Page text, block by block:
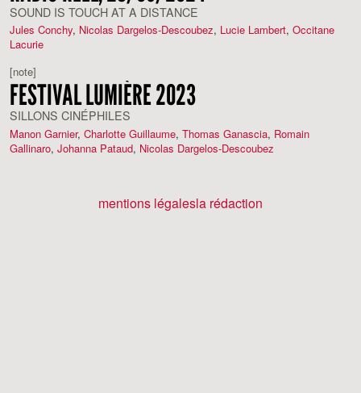
SOUND IS TOUCH AT A DISTANCE
Jules Conchy, Nicolas Dargelos-Descoubez, Lucie Lambert, Occitane
Lacurie
[note]
FESTIVAL LUMIÈRE 2023
SILLONS CINÉPHILES
Manon Garnier, Charlotte Guillaume, Thomas Ganascia, Romain
Gallinaro, Johanna Pataud, Nicolas Dargelos-Descoubez
mentions légalesla rédaction